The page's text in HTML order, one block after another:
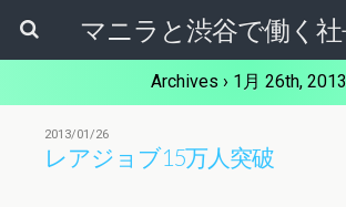
Archives › 1月 26th, 2013
2013/01/26
レアジョブ15万人突破